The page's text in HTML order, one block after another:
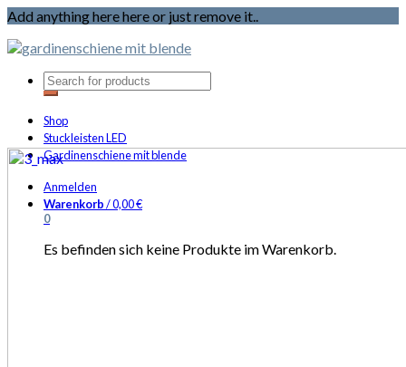
Add anything here here or just remove it..
Shop
Stuckleisten LED
Gardinenschiene mit blende
Anmelden
Warenkorb/0,00€
0
Es befinden sich keine Produkte im Warenkorb.